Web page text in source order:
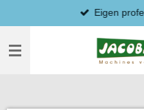
direct
naar
hoofdinhoud
Eigen